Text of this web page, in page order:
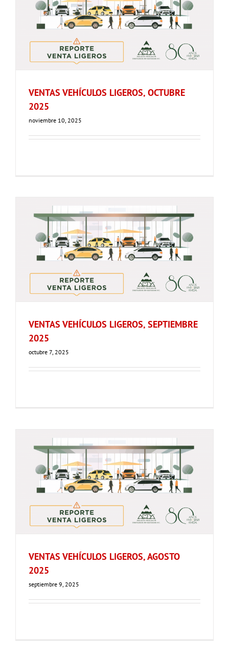
VENTAS VEHÍCULOS LIGEROS, OCTUBRE
2025
noviembre 10, 2025
VENTAS VEHÍCULOS LIGEROS, SEPTIEMBRE
2025
octubre 7, 2025
VENTAS VEHÍCULOS LIGEROS, AGOSTO
2025
septiembre 9, 2025